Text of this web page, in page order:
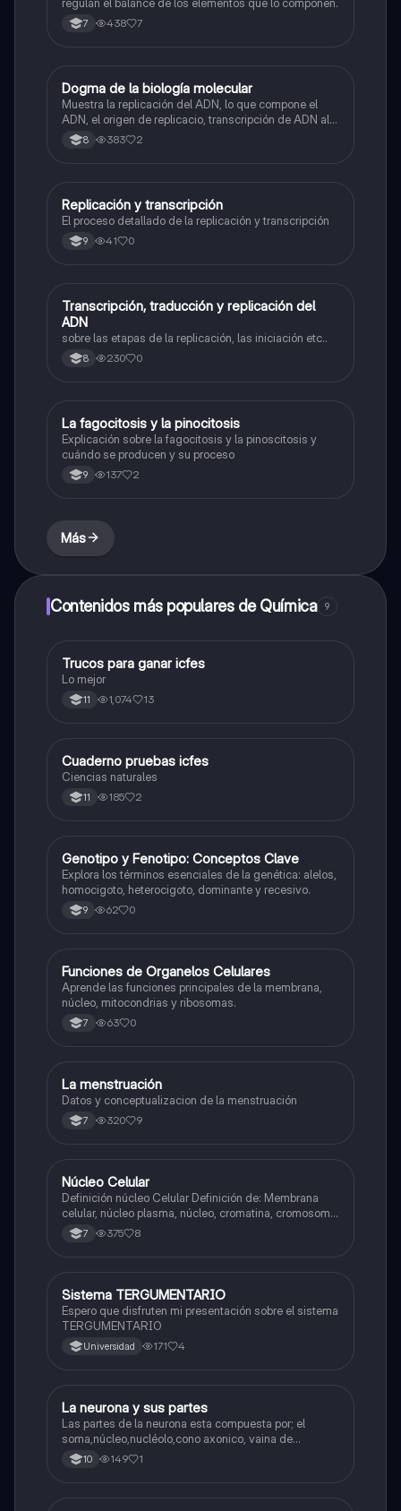
7 438 7
Biologia
Dogma de la biología molecular
Muestra la replicación del ADN, lo que compone el
ADN, el origen de replicacio, transcripción de ADN al
ARN y traducción de ARN a proteína.
8 383 2
Biologia
Replicación y transcripción
El proceso detallado de la replicación y transcripción
9 41 0
Biologia
Transcripción, traducción y replicación del
ADN
sobre las etapas de la replicación, las iniciación etc..
8 230 0
Biologia
La fagocitosis y la pinocitosis
Explicación sobre la fagocitosis y la pinoscitosis y
cuándo se producen y su proceso
9 137 2
Más
Contenidos más populares de Química 9
Química
Trucos para ganar icfes
Lo mejor
11 1,074 13
Biologia
Cuaderno pruebas icfes
Ciencias naturales
11 185 2
GBiologia
Genotipo y Fenotipo: Conceptos Clave
Explora los términos esenciales de la genética: alelos,
homocigoto, heterocigoto, dominante y recesivo.
9 62 0
FBiologia
Funciones de Organelos Celulares
Aprende las funciones principales de la membrana,
núcleo, mitocondrias y ribosomas.
7 63 0
Biologia
La menstruación
Datos y conceptualizacion de la menstruación
7 320 9
Biologia
Núcleo Celular
Definición núcleo Celular Definición de: Membrana
celular, núcleo plasma, núcleo, cromatina, cromosoma
Interfase Fases de la interfase
7 375 8
Biologia
Sistema TERGUMENTARIO
Espero que disfruten mi presentación sobre el sistema
TERGUMENTARIO
Universidad 171 4
Biologia
La neurona y sus partes
Las partes de la neurona esta compuesta por; el
soma,núcleo,nucléolo,cono axonico, vaina de
mielina,celula schwan,núcleo de schwann,nódulo de
Ranvier,terminal axonico Arborizacion terminal, botón
10 149 1